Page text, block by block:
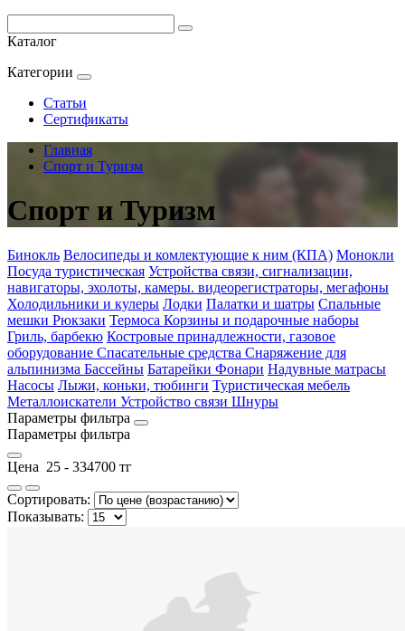
Каталог
Категории
Статьи
Сертификаты
Главная
Спорт и Туризм
Спорт и Туризм
Бинокль Велосипеды и комлектующие к ним (КПА) Монокли
Посуда туристическая Устройства связи, сигнализации,
навигаторы, эхолоты, камеры. видеорегистраторы, мегафоны
Холодильники и кулеры Лодки Палатки и шатры Спальные
мешки Рюкзаки Термоса Корзины и подарочные наборы
Гриль, барбекю Костровые принадлежности, газовое
оборудование Спасательные средства Снаряжение для
альпинизма Бассейны Батарейки Фонари Надувные матрасы
Насосы Лыжи, коньки, тюбинги Туристическая мебель
Металлоискатели Устройство связи Шнуры
Параметры фильтра
Параметры фильтра
Цена 25 - 334700 тг
Сортировать:
Показывать: